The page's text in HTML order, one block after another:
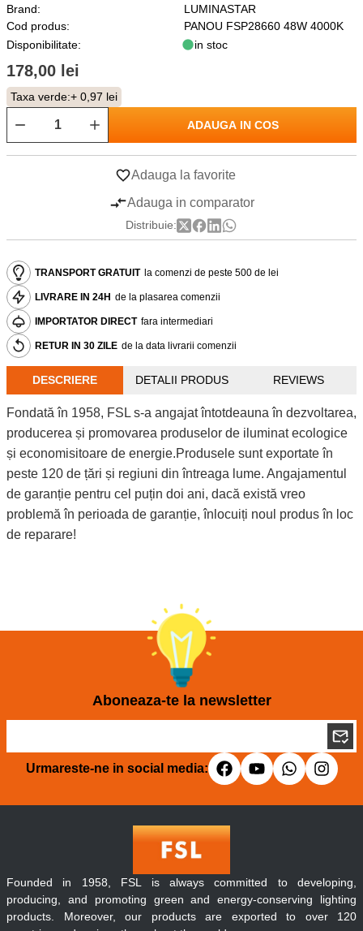
Brand:
LUMINASTAR
Cod produs:
PANOU FSP28660 48W 4000K
Disponibilitate:
in stoc
178,00 lei
Taxa verde:+ 0,97 lei
ADAUGA IN COS
Adauga la favorite
Adauga in comparator
Distribuie:
TRANSPORT GRATUIT la comenzi de peste 500 de lei
LIVRARE IN 24H de la plasarea comenzii
IMPORTATOR DIRECT fara intermediari
RETUR IN 30 ZILE de la data livrarii comenzii
DESCRIERE DETALII PRODUS REVIEWS
Fondată în 1958, FSL s-a angajat întotdeauna în dezvoltarea,
producerea și promovarea produselor de iluminat ecologice
și economisitoare de energie.Produsele sunt exportate în
peste 120 de țări și regiuni din întreaga lume. Angajamentul
de garanție pentru cel puțin doi ani, dacă există vreo
problemă în perioada de garanție, înlocuiți noul produs în loc
de reparare!
Aboneaza-te la newsletter
Urmareste-ne in social media:
Founded in 1958, FSL is always committed to developing,
producing, and promoting green and energy-conserving lighting
products. Moreover, our products are exported to over 120